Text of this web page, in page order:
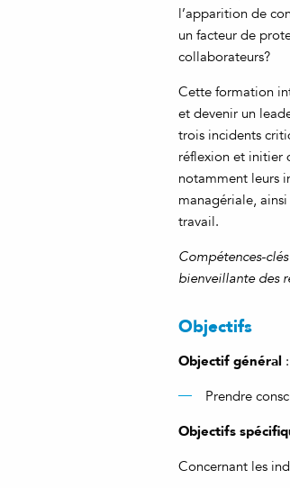
l’apparition de
un facteur de
collaborateurs?
Cette formation
et devenir un
trois incidents
réflexion et initier
notamment leurs
managériale,
travail.
Compétences-
bienveillante des
Objectifs
Objectif général :
Prendre
Objectifs
Concernant les